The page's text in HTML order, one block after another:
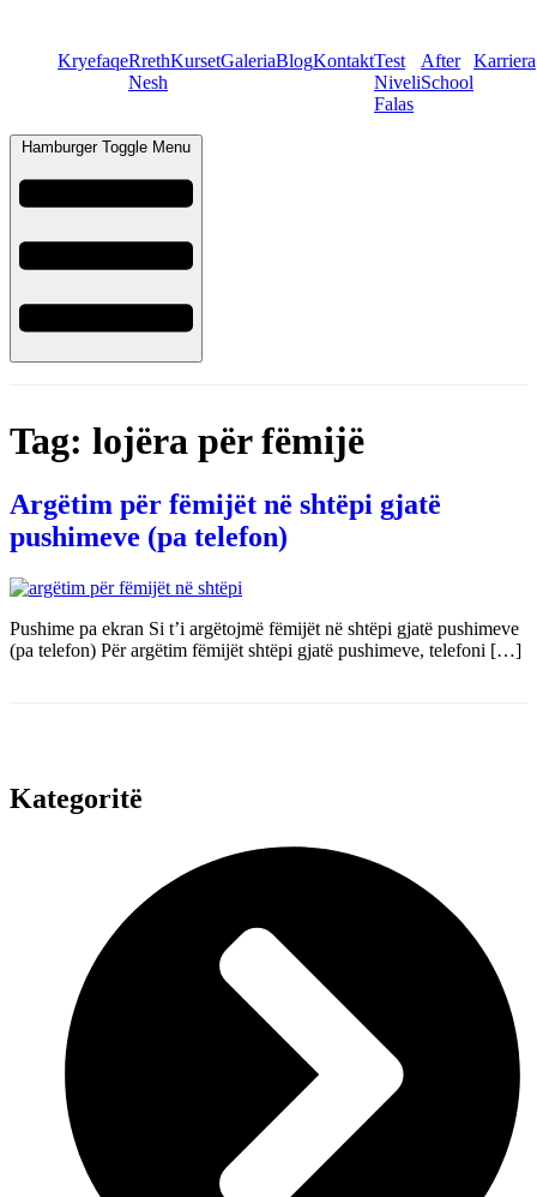
KryefaqeRreth
Nesh
KursetGaleriaBlogKontaktTest
Niveli
Falas
After
School
Karriera
Hamburger Toggle Menu
Tag: lojëra për fëmijë
Argëtim për fëmijët në shtëpi gjatë
pushimeve (pa telefon)
Pushime pa ekran Si t’i argëtojmë fëmijët në shtëpi gjatë pushimeve
(pa telefon) Për argëtim fëmijët shtëpi gjatë pushimeve, telefoni […]
Kategoritë